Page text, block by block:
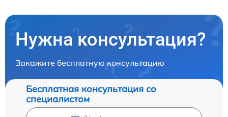
Нужна консультация?
Закажите бесплатную консультацию
Бесплатная консультация со
специалистом